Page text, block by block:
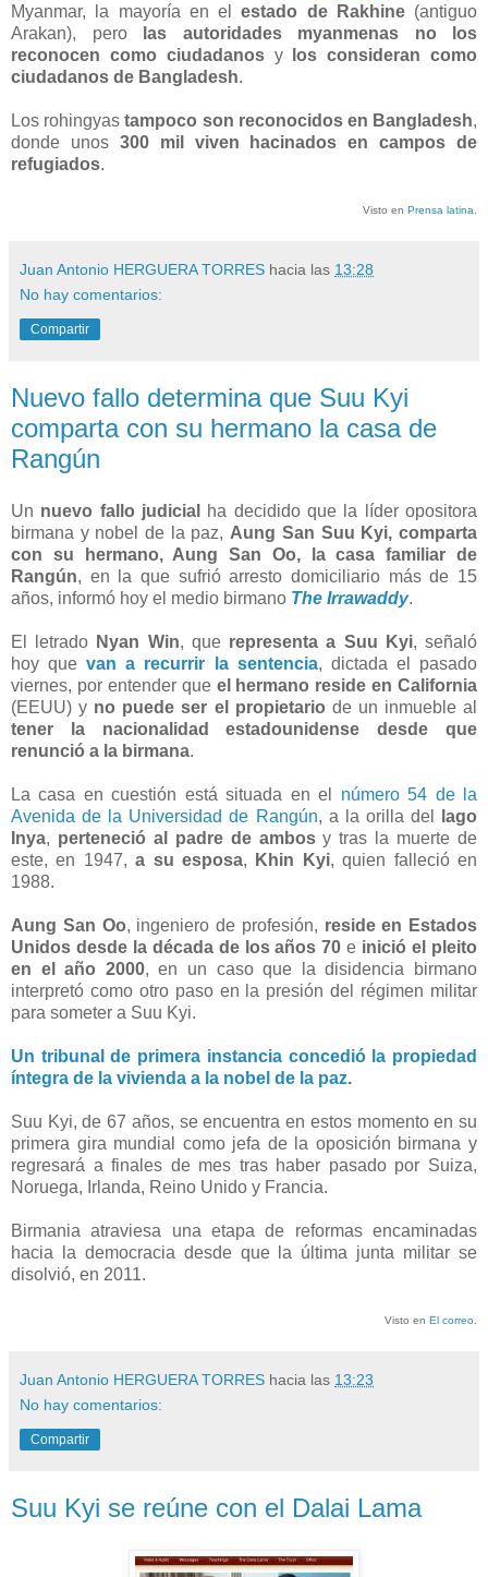
Myanmar, la mayoría en elestado de Rakhine(antiguo
Arakan), pero
las autoridades myanmenas no los
reconocen como ciudadanosy
los consideran como
ciudadanos de Bangladesh.
Los rohingyastampoco son reconocidos en Bangladesh,
donde unos 300 mil viven hacinados en campos de
refugiados.
Visto en Prensa latina
Juan Antonio HERGUERA TORRES hacia las 13:28
No hay comentarios:
Compartir
Nuevo fallo determina que Suu Kyi
comparta con su hermano la casa de
Rangún
Un nuevo fallo judicial
ha decidido que la líder opositora
birmana y nobel de la paz, Aung San Suu Kyi, comparta
con su hermano, Aung San Oo, la casa familiar de
Rangún, en la que sufrió arresto domiciliario más de 15
años, informó hoy el medio birmano The Irrawaddy.
El letrado Nyan Win, que representa a Suu Kyi, señaló
hoy quevan a recurrir la sentencia, dictada el pasado
viernes, por entender que el hermano reside en California
(EEUU) y no puede ser el propietario de un inmueble al
tener la nacionalidad estadounidense desde que
renunció a la birmana.
La casa en cuestión está situada en el número 54 de la
Avenida de la Universidad de Rangún, a la orilla del
lago
Inya, perteneció al padre de ambosy tras la muerte de
este, en 1947,a su esposa, Khin Kyi, quien falleció en
1988.
Aung San Oo, ingeniero de profesión, reside en Estados
Unidos desde la década de los años 70 e inició el pleito
en el año 2000, en un caso que la disidencia birmano
interpretó como otro paso en la presión del régimen militar
para someter a Suu Kyi.
Un tribunal de primera instancia concedió la propiedad
íntegra de la vivienda a la nobel de la paz.
Suu Kyi, de 67 años, se encuentra en estos momento en su
primera gira mundial como jefa de la oposición birmana y
regresará a finales de mes tras haber pasado por Suiza,
Noruega, Irlanda, Reino Unido y Francia.
Birmania atraviesa una etapa de reformas encaminadas
hacia la democracia desde que la última junta militar se
disolvió, en 2011.
Visto en El correo
Juan Antonio HERGUERA TORRES hacia las 13:23
No hay comentarios:
Compartir
Suu Kyi se reúne con el Dalai Lama